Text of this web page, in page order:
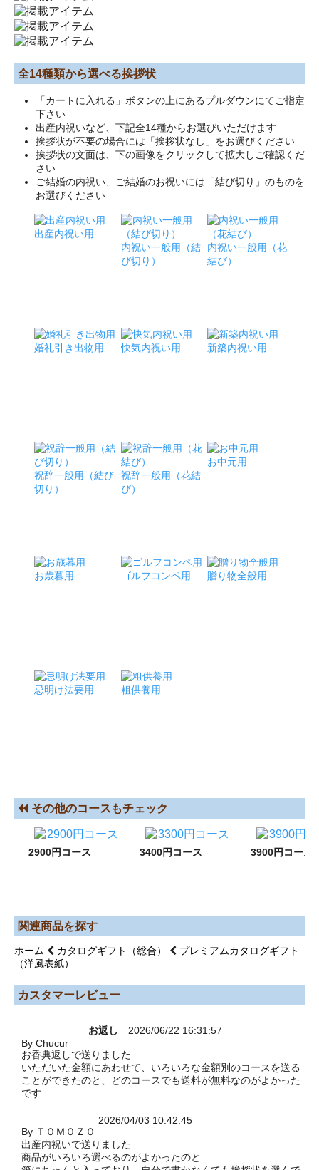
全14種類から選べる挨拶状
「カートに入れる」ボタンの上にあるプルダウンにてご指定
下さい
出産内祝いなど、下記全14種からお選びいただけます
挨拶状が不要の場合には「挨拶状なし」をお選びください
挨拶状の文面は、下の画像をクリックして拡大しご確認くだ
さい
ご結婚の内祝い、ご結婚のお祝いには「結び切り」のものを
お選びください
出産内祝い用
内祝い一般用（結
び切り）
内祝い一般用（花
結び）
婚礼引き出物用 快気内祝い用 新築内祝い用
祝辞一般用（結び
切り）
祝辞一般用（花結
び）
お中元用
お歳暮用 ゴルフコンペ用 贈り物全般用
忌明け法要用 粗供養用
その他のコースもチェック
2900円コース 3400円コース 3900円コース
関連商品を探す
ホーム カタログギフト（総合）
プレミアムカタログギフト
（洋風表紙）
カスタマーレビュー
お返し 2026/06/22 16:31:57
By Chucur
お香典返しで送りました
いただいた金額にあわせて、いろいろな金額別のコースを送る
ことができたのと、どのコースでも送料が無料なのがよかった
です
2026/04/03 10:42:45
By ＴＯＭＯＺＯ
出産内祝いで送りました
商品がいろいろ選べるのがよかったのと